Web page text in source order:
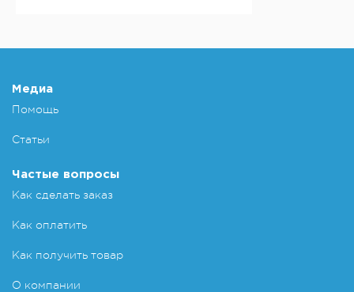
Медиа
Помощь
Статьи
Частые вопросы
Как сделать заказ
Как оплатить
Как получить товар
О компании